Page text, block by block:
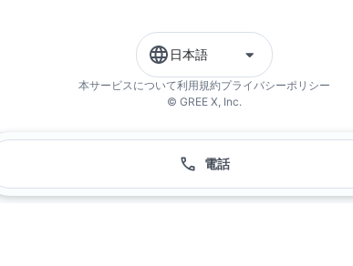
日本語
本サービスについて利用規約プライバシーポリシー
© GREE X, Inc.
電話